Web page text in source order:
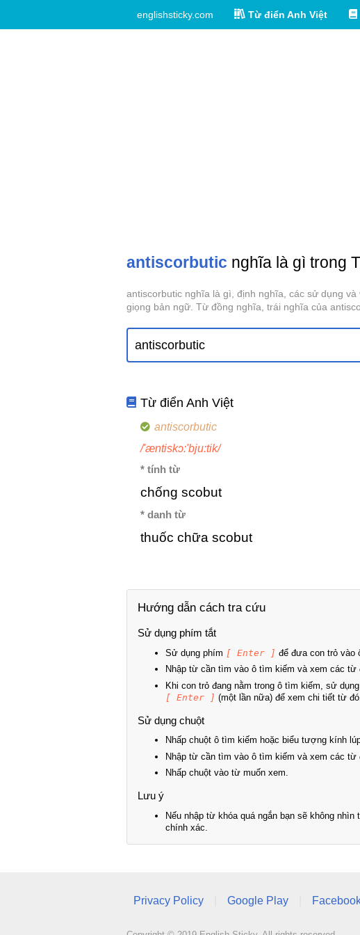
englishsticky.com Từ điển Anh Việt
antiscorbutic nghĩa là gì trong
antiscorbutic nghĩa là gì, định nghĩa, các sử dụng
giọng bản ngữ. Từ đồng nghĩa, trái nghĩa của
Từ điển Anh Việt
antiscorbutic
/'æntiskɔ:'bju:tik/
* tính từ
chống scobut
* danh từ
thuốc chữa scobut
Hướng dẫn cách tra cứu
Sử dụng phím tắt
Sử dụng phím [ Enter ] để đưa con trỏ vào
Nhập từ cần tìm vào ô tìm kiếm và xem các
Khi con trỏ đang nằm trong ô tìm kiếm, sử
[ Enter ] (một lần nữa) để xem chi tiết từ đó.
Sử dụng chuột
Nhấp chuột ô tìm kiếm hoặc biểu tượng kính
Nhập từ cần tìm vào ô tìm kiếm và xem các
Nhấp chuột vào từ muốn xem.
Lưu ý
Nếu nhập từ khóa quá ngắn bạn sẽ không
chính xác.
Privacy Policy Google Play